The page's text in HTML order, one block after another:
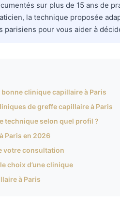
sur plus de 15 ans de
la technique proposée
parisiens pour vous aider à
clinique capillaire à Paris
de greffe capillaire à Paris
technique selon quel profil ?
Paris en 2026
votre consultation
choix d’une clinique
à Paris